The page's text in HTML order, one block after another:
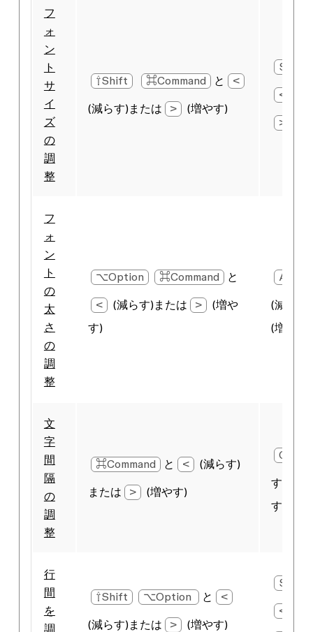
フ
ォ
ン
ト
サ
イ
ズ
の
調
整
⇧Shift ⌘Command と <
(減らす)または > (増やす)
Shift
<
>
フ
ォ
ン
ト
の
太
さ
の
調
整
⌥Option ⌘Command と
< (減らす)または >
(増や
す)
Alt
(減らす
(増やす)
文
字
間
隔
の
調
整
⌘Command と < (減らす)
または > (増やす)
Ctrl
す)また
す)
行
間
を
調
⇧Shift ⌥Option と <
(減らす)または > (増やす)
Shift
<